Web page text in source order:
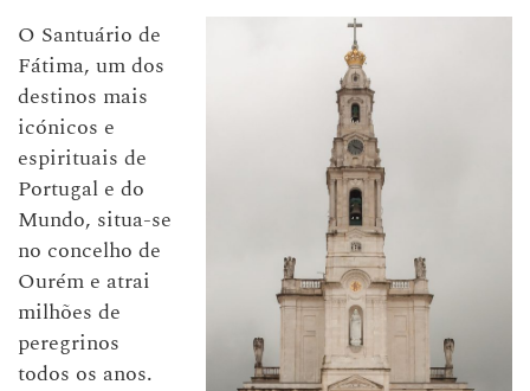
O Santuário de
Fátima, um dos
destinos mais
icónicos e
espirituais de
Portugal e do
Mundo, situa-se
no concelho de
Ourém e atrai
milhões de
peregrinos
todos os anos.